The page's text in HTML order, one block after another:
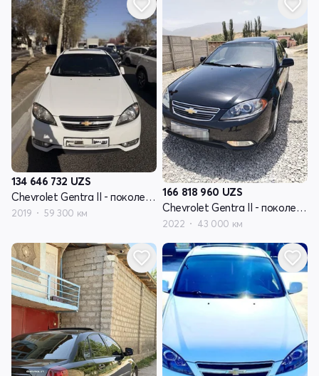
134 646 732 UZS
Chevrolet Gentra II - поколение
2019 59 300 км
166 818 960 UZS
Chevrolet Gentra II - поколение
2022 43 000 км